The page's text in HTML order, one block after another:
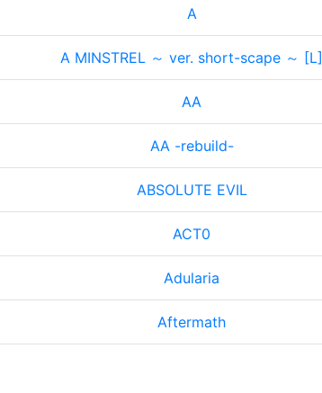
A
A MINSTREL ～ ver. short-scape ～ [L]
AA
AA -rebuild-
ABSOLUTE EVIL
ACT0
Adularia
Aftermath